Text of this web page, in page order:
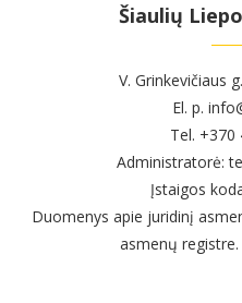
Šiaulių
V. Grinkevičiaus
El. p.
Tel. +370
Administratorė:
Įstaigos
Duomenys apie juridinį
asmenų